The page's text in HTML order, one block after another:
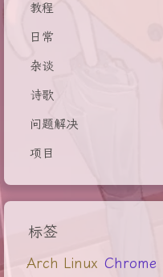
教程
日常
杂谈
诗歌
问题解决
项目
标签
Arch Linux Chrome